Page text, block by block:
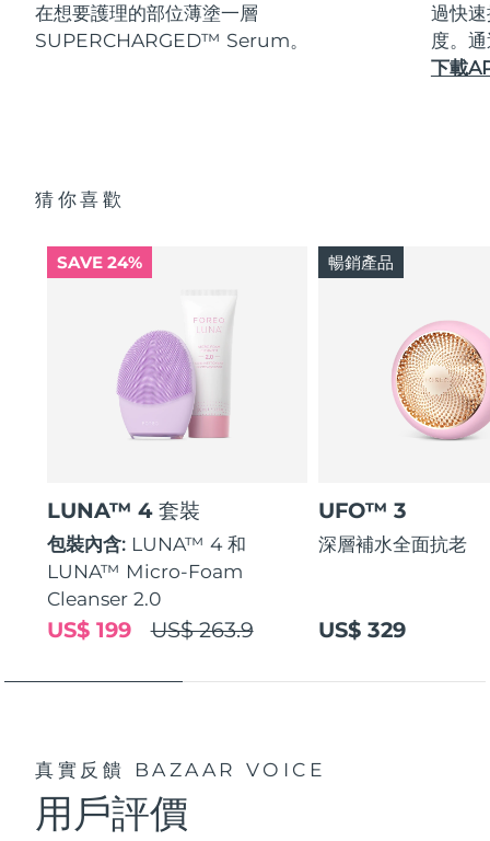
在想要護理的部位薄塗一層
SUPERCHARGED™ Serum。
過快
度。
下載
猜你喜歡
SAVE 24%
LUNA™ 4 套裝
包裝內含: LUNA™ 4 和
LUNA™ Micro-Foam
Cleanser 2.0
US$ 263.9
US$ 199
UFO™ 3
深層補水全面抗老
US$ 329
暢銷產品
真實反饋 BAZAAR VOICE
用戶評價